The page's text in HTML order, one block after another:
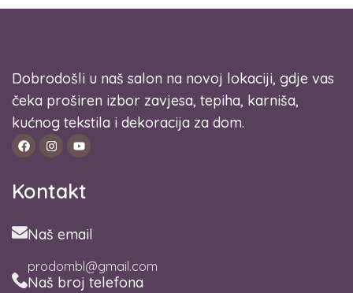
Dobrodošli u naš salon na novoj lokaciji, gdje vas
čeka proširen izbor zavjesa, tepiha, karniša,
kućnog tekstila i dekoracija za dom.
Kontakt
Naš email
prodombl@gmail.com
Naš broj telefona